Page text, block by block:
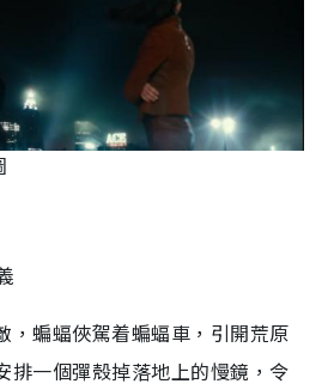
，蝙蝠俠駕着蝙蝠車，引開荒原
排一個彈殼掉落地上的慢鏡，令